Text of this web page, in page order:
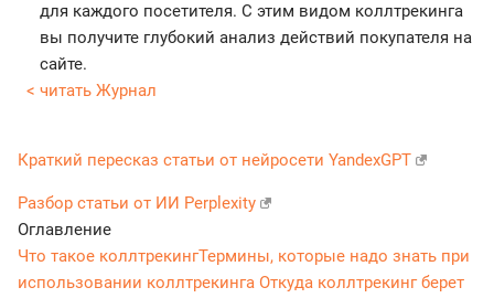
для каждого посетителя. С этим видом коллтрекинга
вы получите глубокий анализ действий покупателя на
сайте.
< читать Журнал
Краткий пересказ статьи от нейросети YandexGPT
Разбор статьи от ИИ Perplexity
Оглавление
Что такое коллтрекингТермины, которые надо знать при
использовании коллтрекинга Откуда коллтрекинг берет